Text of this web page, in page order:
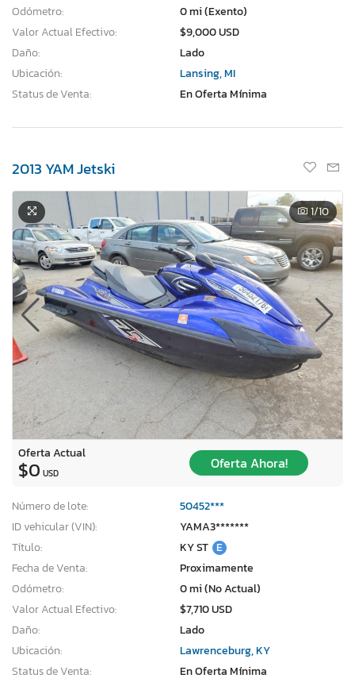
Odómetro:
0 mi (Exento)
Valor Actual Efectivo:
$9,000 USD
Daño:
Lado
Ubicación:
Lansing, MI
Status de Venta:
En Oferta Mínima
2013 YAM Jetski
1/10
Oferta Actual
$0 USD
Oferta Ahora!
Número de lote:
50452***
ID vehicular (VIN):
YAMA3*******
Título:
KY ST E
Fecha de Venta:
Proximamente
Odómetro:
0 mi (No Actual)
Valor Actual Efectivo:
$7,710 USD
Daño:
Lado
Ubicación:
Lawrenceburg, KY
Status de Venta:
En Oferta Mínima